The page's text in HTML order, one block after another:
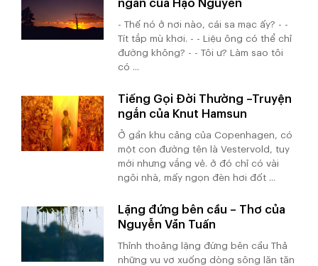
ngắn của Hạo Nguyên
- Thế nó ở nơi nào, cái sa mạc ấy? - -
Tít tắp mù khơi. - - Liệu ông có thể chỉ
đường không? - - Tôi ư? Làm sao tôi
có ...
Tiếng Gọi Đời Thường –Truyện
ngắn của Knut Hamsun
Ở gần khu cảng của Copenhagen, có
một con đường tên là Vestervold, tuy
mới nhưng vắng vẻ. ở đó chỉ có vài
ngôi nhà, mấy ngọn đèn hơi đốt ...
Lặng đứng bên cầu – Thơ của
Nguyễn Văn Tuấn
Thỉnh thoảng lặng đứng bên cầu Thả
những vu vơ xuống dòng sông lăn tăn